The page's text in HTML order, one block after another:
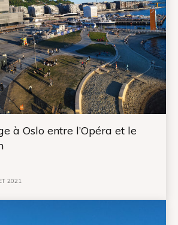
à Oslo entre l’Opéra et le
2021